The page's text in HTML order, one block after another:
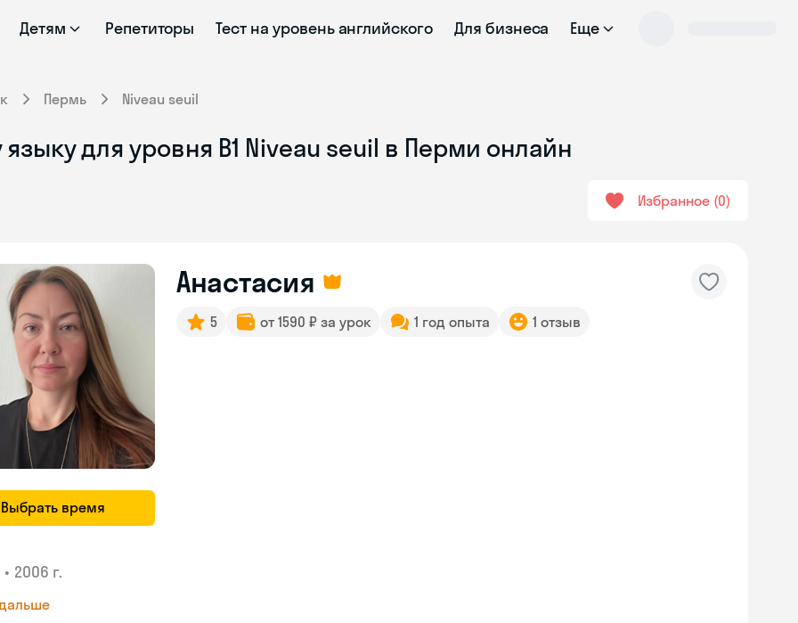
Детям Репетиторы Тест на уровень английского Для бизнеса Еще
Пермь Niveau seuil
для уровня B1 Niveau seuil в Перми онлайн
Избранное 0
Выбрать время
Анастасия
5 от 1590 ₽ за урок 1 год опыта 1 отзыв
• 2006 г.